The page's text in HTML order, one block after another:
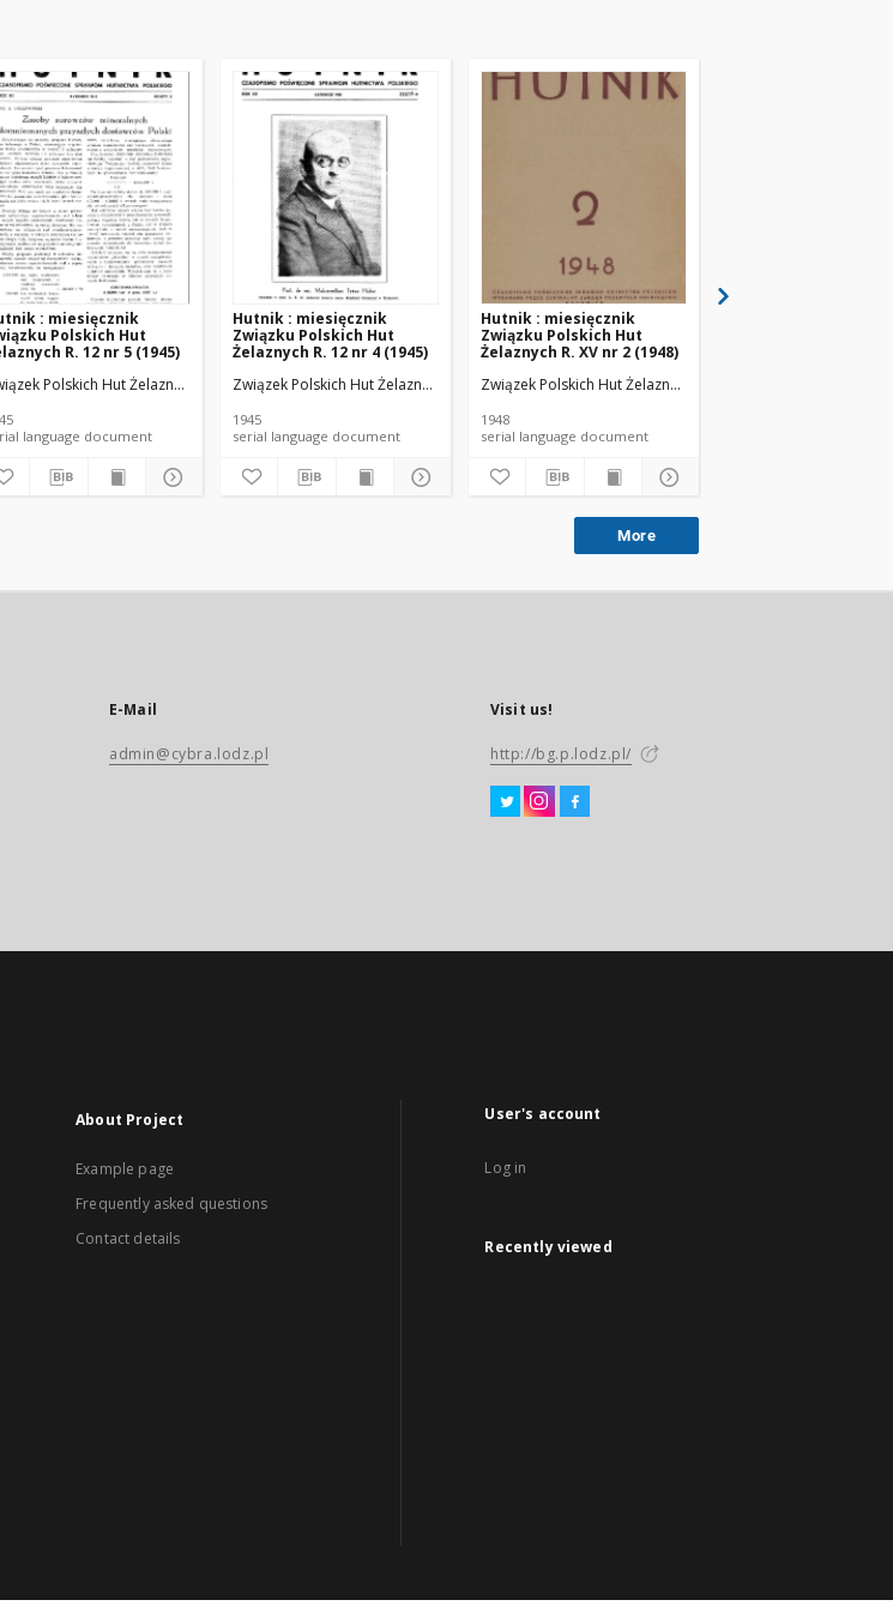
: miesięcznik
Polskich Hut
R. 12 nr 5 (1945)
Polskich Hut Żelaznych.
serial language document
Hutnik : miesięcznik
Związku Polskich Hut
Żelaznych R. 12 nr 4 (1945)
Związek Polskich Hut Żelaznych.
1945
serial language document
Hutnik : miesięcznik
Związku Polskich Hut
Żelaznych R. XV nr 2 (1948)
Związek Polskich Hut Żelaznych.
1948
serial language document
More
E-Mail
admin@cybra.lodz.pl
Visit us!
http://bg.p.lodz.pl/
About Project
Example page
Frequently asked questions
Contact details
User's account
Log in
Recently viewed